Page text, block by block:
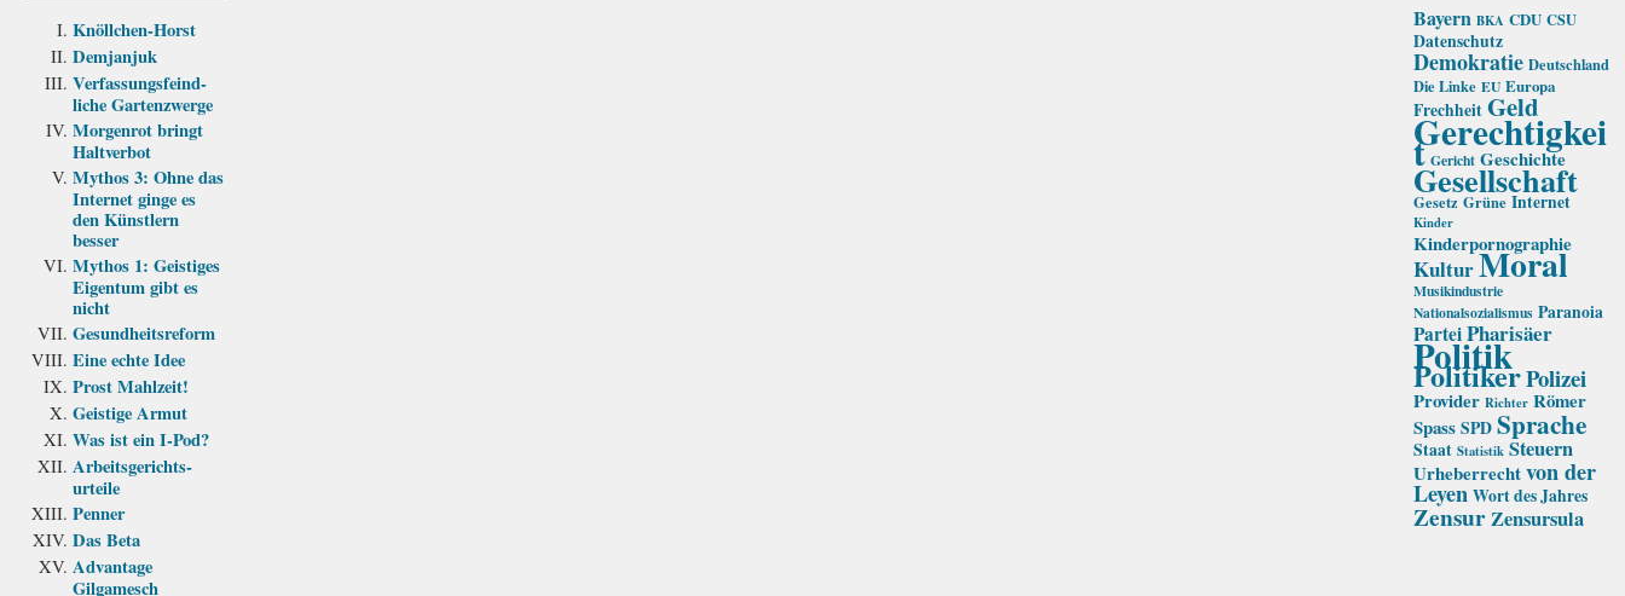
Knöllchen-Horst
Demjanjuk
Verfassungs­feind­
liche Garten­zwerge
Morgenrot bringt
Haltverbot
Mythos 3: Ohne das
Internet ginge es
den Künstlern
besser
Mythos 1: Geistiges
Eigentum gibt es
nicht
Gesundheits­reform
Eine echte Idee
Prost Mahlzeit!
Geistige Armut
Was ist ein I-Pod?
Arbeits­gerichts­
urteile
Penner
Das Beta
Advantage
Gilgamesch
Bayern BKA CDU CSU
Datenschutz
Demokratie Deutschland
Die Linke EU Europa
Frechheit Geld
Gerechtigkei
t Gericht Geschichte
Gesellschaft
Gesetz Grüne Internet
Kinder
Kinderpornographie
KulturMoral
Musikindustrie
Nationalsozialismus Paranoia
ParteiPharisäer
Politik
PolitikerPolizei
Provider Richter Römer
Spass SPD Sprache
Staat Statistik Steuern
Urheberrechtvon der
Leyen Wort des Jahres
ZensurZensursula